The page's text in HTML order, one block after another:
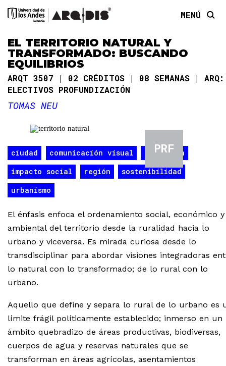
MENÚ
EL TERRITORIO NATURAL Y
TRANSFORMADO: BUSCANDO
EQUILIBRIOS
ARQT 3507 02 CRÉDITOS 08 SEMANAS
ARQ:
ELECTIVOS PROFUNDIZACIÓN
TOMAS NEU
PRF
ciudad comunicación visual
educación
impacto social
región
sostenibilidad
urbanismo
El énfasis enfoca el ordenamiento social, económico y
ambiental del territorio desde la ruralidad hacia lo
urbano y viceversa. Es mirada curiosa desde lo
transdisciplinar para abordar visiones integradoras
lo natural con lo transformado; de lo rural con lo
urbano.
Aquello que define y separa lo rural de lo urbano es
límite frágil políticamente establecido; inmerso en un
ámbito quebradizo de áreas productivas, biodiversas,
cuerpos de agua y reservas naturales que se
transforman en áreas agrícolas, asentamientos